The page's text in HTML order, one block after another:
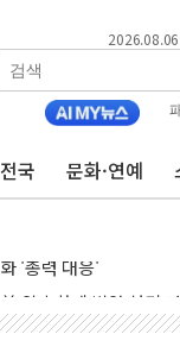
전국 문화·연예
국인 노동자 숨져
호화폐 법안 처리 여
분 여기서 상주"